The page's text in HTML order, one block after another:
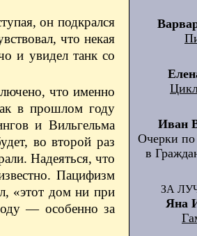
он подкрался
что некая
и увидел танк со
что именно
в прошлом году
и Вильгельма
во второй раз
Надеяться, что
Пацифизм
«этот дом ни при
— особенно за
Иван
Очерки по
в
ЗА
Яна